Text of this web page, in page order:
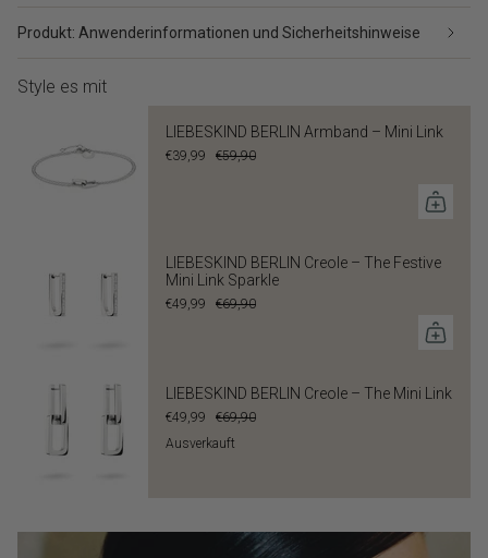
Produkt: Anwenderinformationen und Sicherheitshinweise
Style es mit
LIEBESKIND BERLIN Armband – Mini Link
€39,99 €59,90
LIEBESKIND BERLIN Creole – The Festive
Mini Link Sparkle
€49,99 €69,90
LIEBESKIND BERLIN Creole – The Mini Link
€49,99
€69,90
Ausverkauft